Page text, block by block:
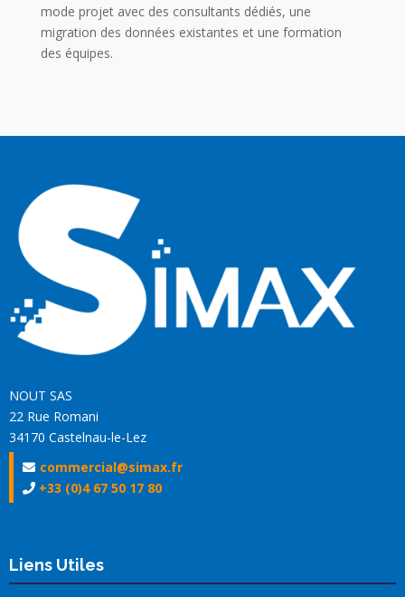
mode projet avec des consultants dédiés, une
migration des données existantes et une formation
des équipes.
NOUT SAS
22 Rue Romani
34170 Castelnau-le-Lez
commercial@simax.fr
+33 (0)4 67 50 17 80
Liens Utiles